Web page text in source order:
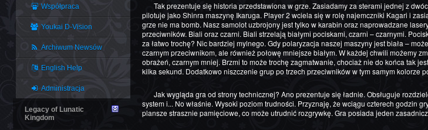
Współpraca
Youkai D-Vision
Archiwum Newsów
English Help
Administracja
Legacy of Lunatic
Kingdom
Tak prezentuje się historia przedstawiona w grze. Zasiadamy za sterami jednej z dwóch maszyn. Może być to Ikaruga lub Ginkei. Wszystko zależy od tego, jako który gracz gramy. Player 1
pilotuje jako Shinra maszynę Ikaruga. Player 2 wciela się w rolę najemczniki Kagari i
grze nie ma bomb. Nasz samolot uzbrojony jest tylko w karabin oraz naprowadzane
przeciwników. Biali oraz czarni. Biali strzelają białymi pociskami, czarni – czarnymi.
za łatwo trochę? Nic bardziej mylnego. Gdy polaryzacja naszej maszyny jest biała –
czarnym przeciwnikom, ale również połowę mniejsze białym. W każdej chwili możemy
obrażeń, czarnym mniej. Brzmi to może trochę zagmatwanie, chociaż nie do końca tak
kilka sekund. Dodatkowo niszczenie grup po trzech przeciwników w tym samym kolorze
Jak wygląda gra od strony technicznej? Ano prezentuje się ładnie. Obsługuje rozdzielczość Full HD (1920x1080), ma przyjemną trójwymiarową oprawę graficzną, dobrą muzykę, ciekawy
system i... No właśnie. Wysoki poziom trudności. Przyznaję, że wciągu czterech godzin
plansze strasznie pamięciowe, co może utrudnić rozgrywkę. Gra posiada jeden